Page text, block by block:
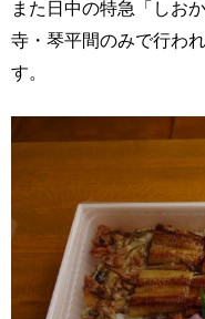
また日中の特急「しお
寺・琴平間のみで行わ
す。